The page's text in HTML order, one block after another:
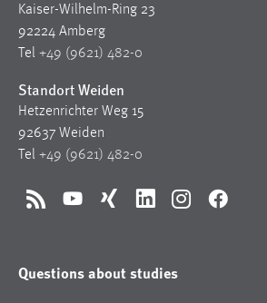
Kaiser-Wilhelm-Ring 23
92224 Amberg
Tel +49 (9621) 482-0
Standort Weiden
Hetzenrichter Weg 15
92637 Weiden
Tel +49 (9621) 482-0
RSS YouTubeXing LinkedInInstagramFacebook
Questions about studies